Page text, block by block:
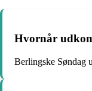
Hvornår
Berlingske Søndag